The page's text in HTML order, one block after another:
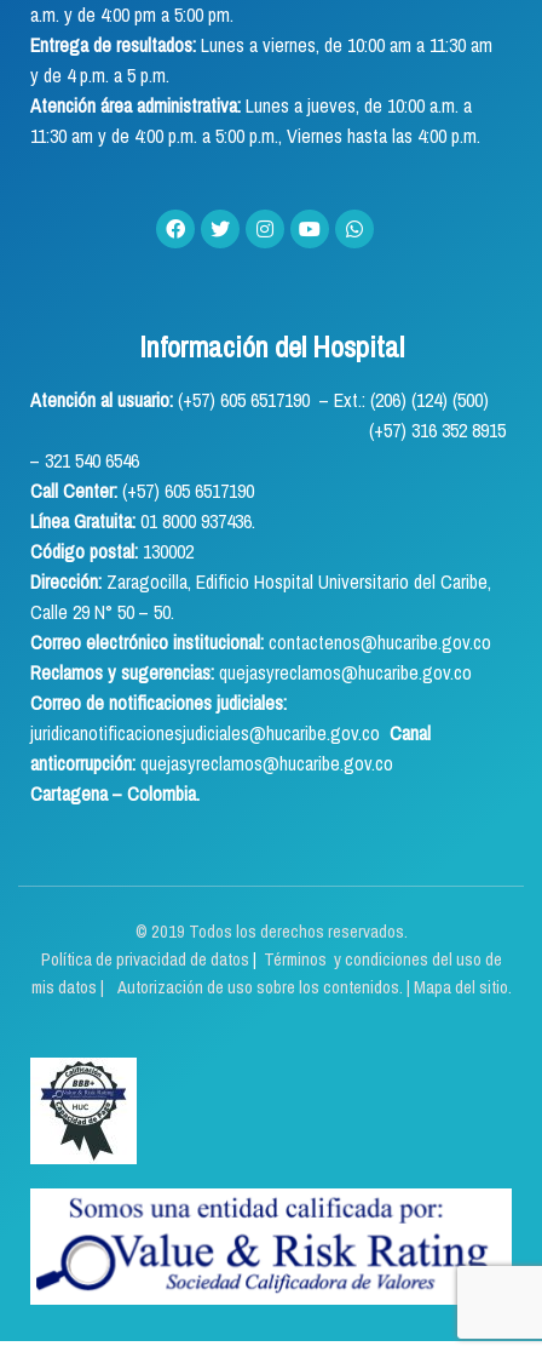
a.m. y de 4:00 pm a 5:00 pm.
Entrega de resultados:Lunes a viernes, de 10:00 am a 11:30 am
y de 4 p.m. a 5 p.m.
Atención área administrativa:Lunes a jueves, de 10:00 a.m. a
11:30 am y de 4:00 p.m. a 5:00 p.m., Viernes hasta las 4:00 p.m.
Información del Hospital
Atención al usuario:(+57) 605 6517190 – Ext.: (206) (124) (500)
(+57) 316 352 8915
– 321 540 6546
Call Center:(+57) 605 6517190
Línea Gratuita:01 8000 937436.
Código postal: 130002
Dirección: Zaragocilla, Edificio Hospital Universitario del Caribe,
Calle 29 N° 50 – 50.
Correo electrónico institucional:contactenos@hucaribe.gov.co
Reclamos y sugerencias:quejasyreclamos@hucaribe.gov.co
Correo de notificaciones judiciales:
juridicanotificacionesjudiciales@hucaribe.gov.co Canal
anticorrupción:quejasyreclamos@hucaribe.gov.co
Cartagena – Colombia.
© 2019 Todos los derechos reservados.
Política de privacidad de datos | Términos y condiciones del uso de
mis datos | Autorización de uso sobre los contenidos. | Mapa del sitio.